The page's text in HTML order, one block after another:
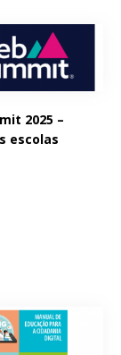
2025 –
escolas